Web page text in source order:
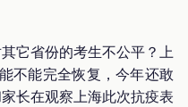
它省份的考生不公平？上
不能完全恢复，今年还敢
长在观察上海此次抗疫表